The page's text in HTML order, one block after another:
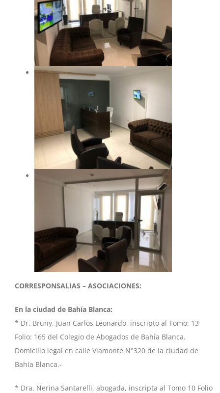
CORRESPONSALIAS – ASOCIACIONES:
En la ciudad de Bahía Blanca:
* Dr. Bruny, Juan Carlos Leonardo, inscripto al Tomo: 13
Folio: 165 del Colegio de Abogados de Bahía Blanca.
Domicilio legal en calle Viamonte N°320 de la ciudad de
Bahia Blanca.-
* Dra. Nerina Santarelli, abogada, inscripta al Tomo 10 Folio